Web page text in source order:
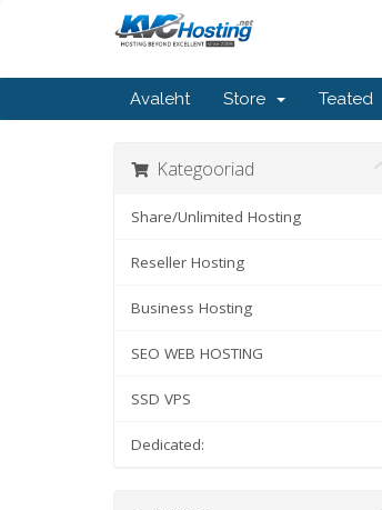
Avaleht Store Teated
Kategooriad
Share/Unlimited Hosting
Reseller Hosting
Business Hosting
SEO WEB HOSTING
SSD VPS
Dedicated: